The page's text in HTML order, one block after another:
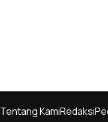
Tentang KamiRedaksi